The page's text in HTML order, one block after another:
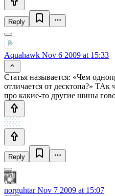
Reply
Aquahawk Nov 6 2009 at 15:33
Статья называется: «Чем
отличается от десктопа?»
про какие-то другие шины
Reply
norguhtarNov 7 2009 at 15:07